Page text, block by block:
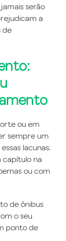
serão
a
de
ou em
sempre um
lacunas.
na
ou com
de ônibus
o seu
ponto de